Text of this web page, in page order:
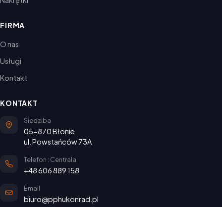
FIRMA
O nas
Usługi
Kontakt
KONTAKT
Siedziba
05-870 Błonie
ul. Powstańców 73A
Telefon : Centrala
+48 606 889 158
Email
biuro@pphukonrad.pl